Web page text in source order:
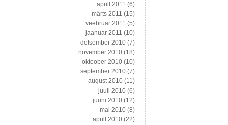
aprill 2011 (6)
märts 2011 (15)
veebruar 2011 (5)
jaanuar 2011 (10)
detsember 2010 (7)
november 2010 (18)
oktoober 2010 (10)
september 2010 (7)
august 2010 (11)
juuli 2010 (6)
juuni 2010 (12)
mai 2010 (8)
aprill 2010 (22)